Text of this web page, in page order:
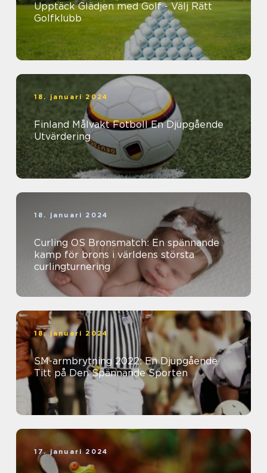
Upptäck Glädjen med Golf - Välj Rätt
Golfklubb
18. januari 2024
Finland Målvakt Fotboll En Djupgående
Utvärdering
18. januari 2024
Curling OS Bronsmatch: En spännande
kamp för brons i världens största
curlingturnering
18. januari 2024
SM-armbrytning 2022: En Djupgående
Titt på Den Spännande Sporten
17. januari 2024